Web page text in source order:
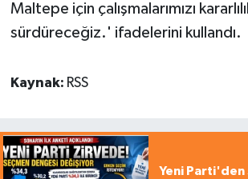
Maltepe için çalışmalarımızı
sürdüreceğiz.' ifadelerini kullandı.
Kaynak: RSS
Yeni Parti'den